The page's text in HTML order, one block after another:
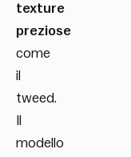
texture
preziose
come
il
tweed.
modello